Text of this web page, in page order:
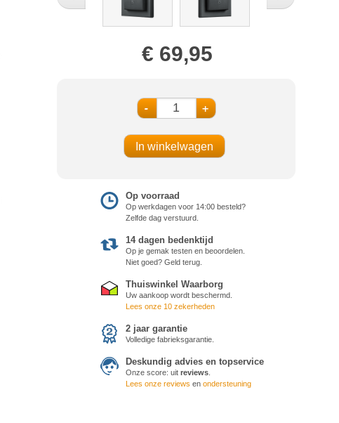
€ 69,95
- +
Op voorraad
Op werkdagen voor 14:00 besteld?
Zelfde dag verstuurd.
14 dagen bedenktijd
Op je gemak testen en beoordelen.
Niet goed? Geld terug.
Thuiswinkel Waarborg
Uw aankoop wordt beschermd.
Lees onze 10 zekerheden
2 jaar garantie
Volledige fabrieksgarantie.
Deskundig advies en topservice
Onze score: uit reviews
Lees onze reviews en ondersteuning